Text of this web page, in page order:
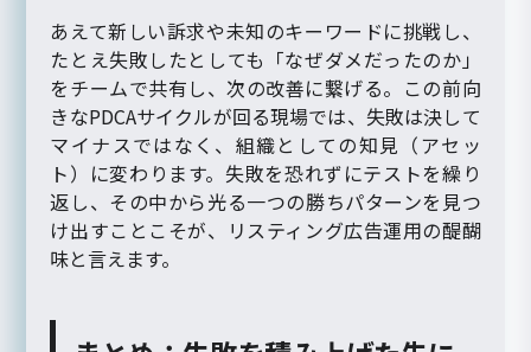
あえて新しい訴求や未知のキーワードに挑戦し、
たとえ失敗したとしても「なぜダメだったのか」
をチームで共有し、次の改善に繋げる。この前向
きなPDCAサイクルが回る現場では、失敗は決して
マイナスではなく、組織としての知見（アセッ
ト）に変わります。失敗を恐れずにテストを繰り
返し、その中から光る一つの勝ちパターンを見つ
け出すことこそが、リスティング広告運用の醍醐
味と言えます。